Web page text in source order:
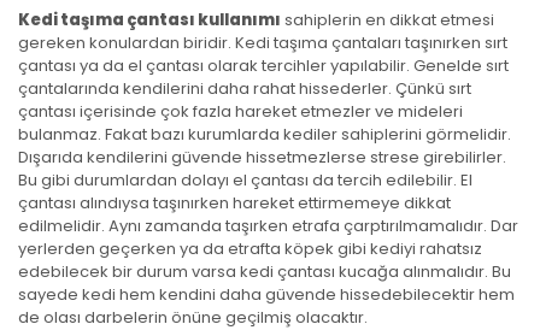
Kedi taşıma çantası kullanımı sahiplerin en dikkat etmesi
gereken konulardan biridir. Kedi taşıma çantaları taşınırken sırt
çantası ya da el çantası olarak tercihler yapılabilir. Genelde sırt
çantalarında kendilerini daha rahat hissederler. Çünkü sırt
çantası içerisinde çok fazla hareket etmezler ve mideleri
bulanmaz. Fakat bazı kurumlarda kediler sahiplerini görmelidir.
Dışarıda kendilerini güvende hissetmezlerse strese girebilirler.
Bu gibi durumlardan dolayı el çantası da tercih edilebilir. El
çantası alındıysa taşınırken hareket ettirmemeye dikkat
edilmelidir. Aynı zamanda taşırken etrafa çarptırılmamalıdır. Dar
yerlerden geçerken ya da etrafta köpek gibi kediyi rahatsız
edebilecek bir durum varsa kedi çantası kucağa alınmalıdır. Bu
sayede kedi hem kendini daha güvende hissedebilecektir hem
de olası darbelerin önüne geçilmiş olacaktır.